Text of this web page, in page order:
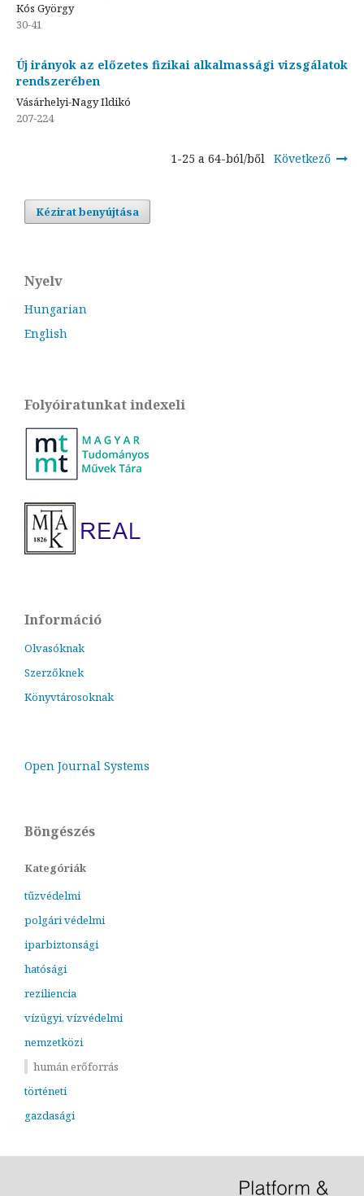
Kós György
30-41
Új irányok az előzetes fizikai alkalmassági vizsgálatok
rendszerében
Vásárhelyi-Nagy Ildikó
207-224
1-25 a 64-ból/ből Következő
Kézirat benyújtása
Nyelv
Hungarian
English
Folyóiratunkat indexeli
Információ
Olvasóknak
Szerzőknek
Könyvtárosoknak
Open Journal Systems
Böngészés
Kategóriák
tűzvédelmi
polgári védelmi
iparbiztonsági
hatósági
reziliencia
vízügyi, vízvédelmi
nemzetközi
humán erőforrás
történeti
gazdasági